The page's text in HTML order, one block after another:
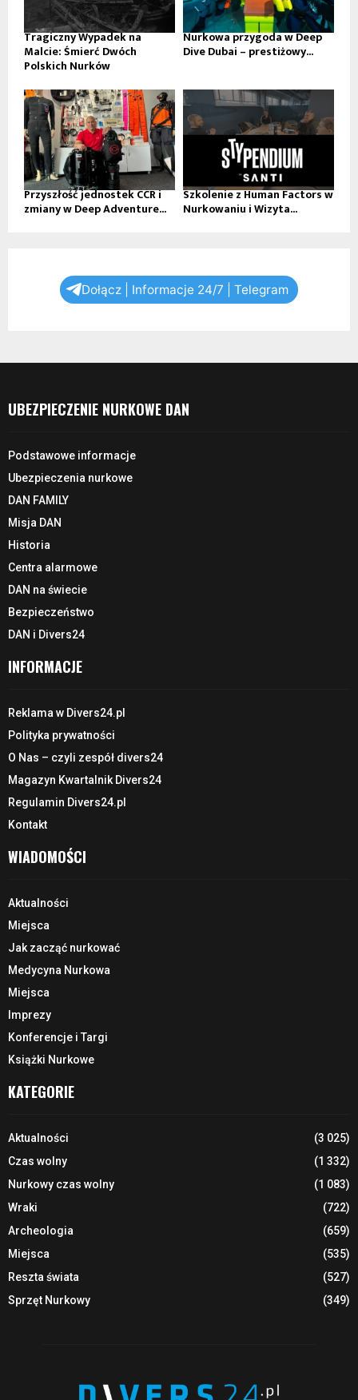
Tragiczny Wypadek na
Malcie: Śmierć Dwóch
Polskich Nurków
Nurkowa przygoda w Deep
Dive Dubai – prestiżowy...
Przyszłość jednostek CCR i
zmiany w Deep Adventure...
Szkolenie z Human Factors w
Nurkowaniu i Wizyta...
Dołącz | Informacje 24/7 | Telegram
UBEZPIECZENIE NURKOWE DAN
Podstawowe informacje
Ubezpieczenia nurkowe
DAN FAMILY
Misja DAN
Historia
Centra alarmowe
DAN na świecie
Bezpieczeństwo
DAN i Divers24
INFORMACJE
Reklama w Divers24.pl
Polityka prywatności
O Nas – czyli zespół divers24
Magazyn Kwartalnik Divers24
Regulamin Divers24.pl
Kontakt
WIADOMOŚCI
Aktualności
Miejsca
Jak zacząć nurkować
Medycyna Nurkowa
Miejsca
Imprezy
Konferencje i Targi
Książki Nurkowe
KATEGORIE
Aktualności
(3 025)
Czas wolny
(1 332)
Nurkowy czas wolny
(1 083)
Wraki
(722)
Archeologia
(659)
Miejsca
(535)
Reszta świata
(527)
Sprzęt Nurkowy
(349)